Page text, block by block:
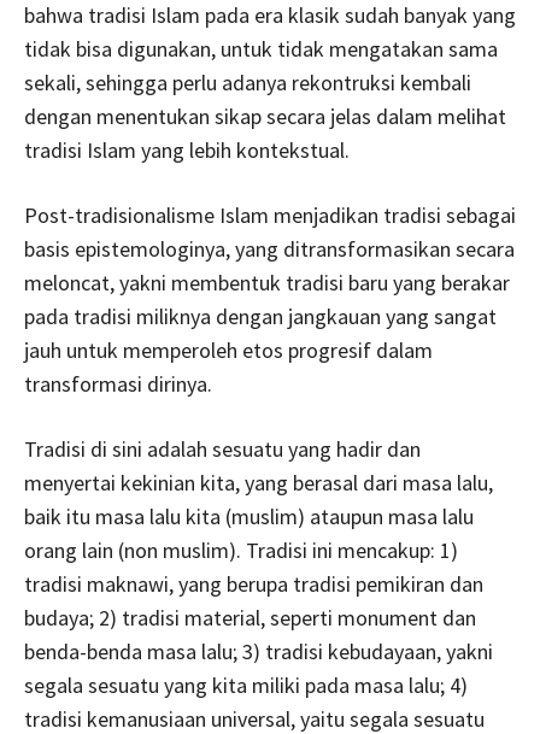
bahwa tradisi Islam pada era klasik sudah banyak yang
tidak bisa digunakan, untuk tidak mengatakan sama
sekali, sehingga perlu adanya rekontruksi kembali
dengan menentukan sikap secara jelas dalam melihat
tradisi Islam yang lebih kontekstual.
Post-tradisionalisme Islam menjadikan tradisi sebagai
basis epistemologinya, yang ditransformasikan secara
meloncat, yakni membentuk tradisi baru yang berakar
pada tradisi miliknya dengan jangkauan yang sangat
jauh untuk memperoleh etos progresif dalam
transformasi dirinya.
Tradisi di sini adalah sesuatu yang hadir dan
menyertai kekinian kita, yang berasal dari masa lalu,
baik itu masa lalu kita (muslim) ataupun masa lalu
orang lain (non muslim). Tradisi ini mencakup: 1)
tradisi maknawi, yang berupa tradisi pemikiran dan
budaya; 2) tradisi material, seperti monument dan
benda-benda masa lalu; 3) tradisi kebudayaan, yakni
segala sesuatu yang kita miliki pada masa lalu; 4)
tradisi kemanusiaan universal, yaitu segala sesuatu